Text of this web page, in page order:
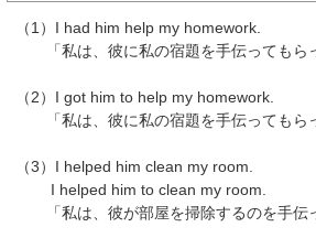
（1）I had him help my homework.
「私は、彼に私の宿題を手伝ってもら
（2）I got him to help my homework.
「私は、彼に私の宿題を手伝ってもら
（3）I helped him clean my room.
I helped him to clean my room.
「私は、彼が部屋を掃除するのを手伝